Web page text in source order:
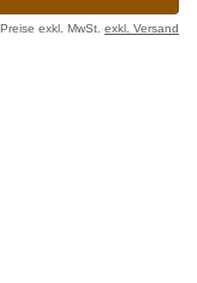
Preise exkl. MwSt. exkl. Versand